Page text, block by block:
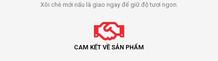
Xôi chè mới nấu là giao ngay để giữ độ tươi ngon.
CAM KẾT VỀ SẢN PHẨM